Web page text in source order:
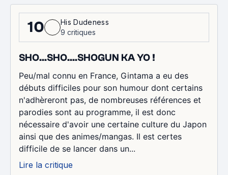
10
His Dudeness
9 critiques
SHO...SHO....SHOGUN KA YO !
Peu/mal connu en France, Gintama a eu des
débuts difficiles pour son humour dont certains
n'adhèreront pas, de nombreuses références et
parodies sont au programme, il est donc
nécessaire d'avoir une certaine culture du Japon
ainsi que des animes/mangas. Il est certes
difficile de se lancer dans un...
Lire la critique